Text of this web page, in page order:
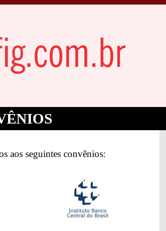
aos seguintes convênios: